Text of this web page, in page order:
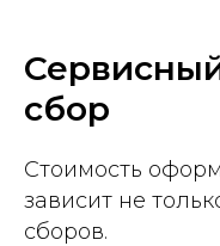
сбор
Стоимость
зависит не
сборов.